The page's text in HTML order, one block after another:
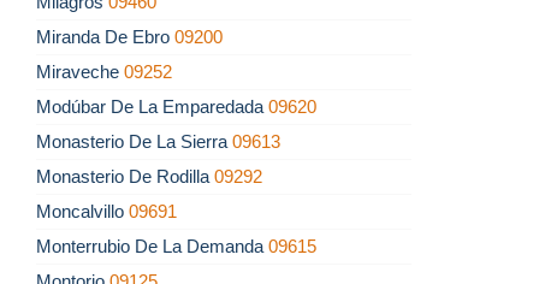
Miranda De Ebro 09200
Miraveche 09252
Modúbar De La Emparedada 09620
Monasterio De La Sierra 09613
Monasterio De Rodilla 09292
Moncalvillo 09691
Monterrubio De La Demanda 09615